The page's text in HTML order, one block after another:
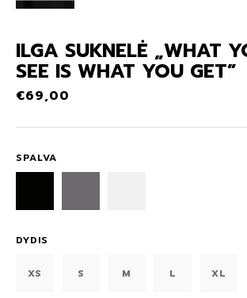
ILGA SUKNELĖ „WHAT
SEE IS WHAT YOU GET”
€69,00
SPALVA
DYDIS
XS S M L XL